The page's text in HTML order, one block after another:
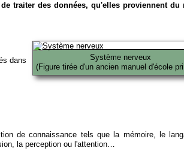
traiter des données, qu'elles proviennent du
Système nerveux
(Figure tirée d'un ancien manuel d'école
dans
de connaissance tels que la mémoire, le
la perception ou l'attention…